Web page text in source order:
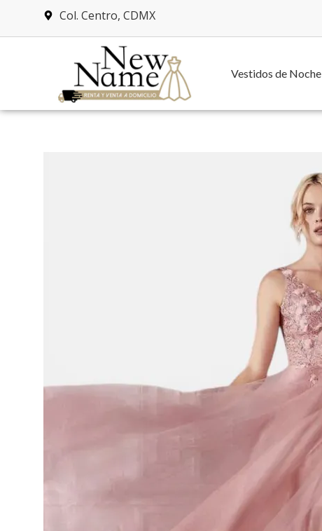
Col. Centro, CDMX
Vestidos de Noche